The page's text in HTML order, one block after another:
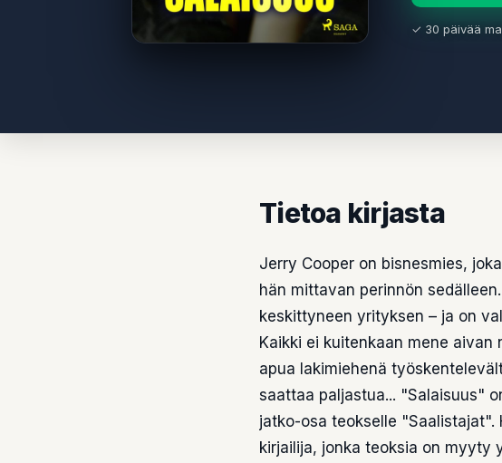
✓ 30 päivää
Tietoa kirjasta
Jerry Cooper on bisnesmies,
hän mittavan perinnön
keskittyneen yrityksen – ja on
Kaikki ei kuitenkaan mene aivan
apua lakimiehenä
saattaa paljastua... "Salaisuus"
jatko-osa teokselle "Saalistajat".
kirjailija, jonka teoksia on myyty